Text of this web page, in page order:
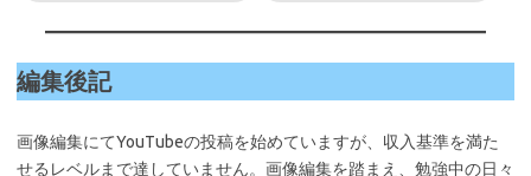
編集後記
画像編集にてYouTubeの投稿を始めていますが、収入基準を満た
せるレベルまで達していません。画像編集を踏まえ、勉強中の日々